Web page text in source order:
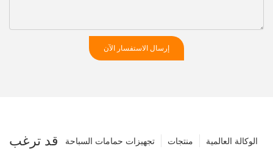
إرسال الاستفسار الآن
قد ترغب الوكالة العالمية منتجات تجهيزات حمامات السباحة